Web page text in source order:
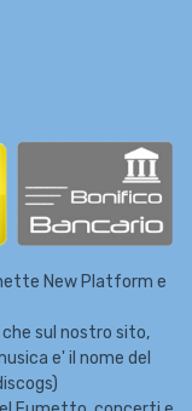
New Platform e
sul nostro sito,
e' il nome del